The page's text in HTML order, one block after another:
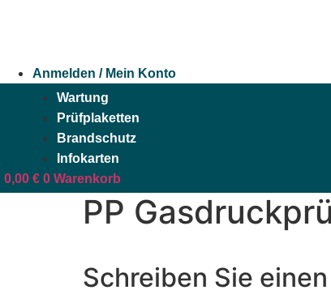
Anmelden / Mein Konto
Wartung
Prüfplaketten
Brandschutz
Infokarten
0,00 € 0 Warenkorb
PP
Schreiben Sie